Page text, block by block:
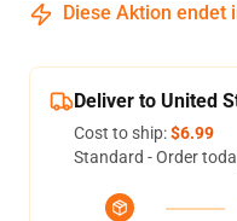
Diese Aktion endet
Deliver to United
Cost to ship:$6.99
Standard - Order